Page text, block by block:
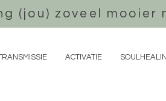
(jou) zoveel mooier
ACTIVATIE